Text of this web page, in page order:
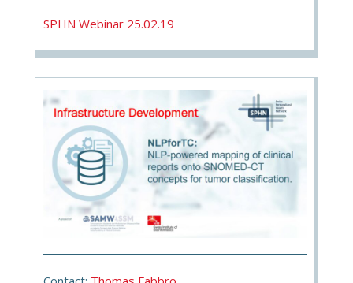
SPHN Webinar 25.02.19